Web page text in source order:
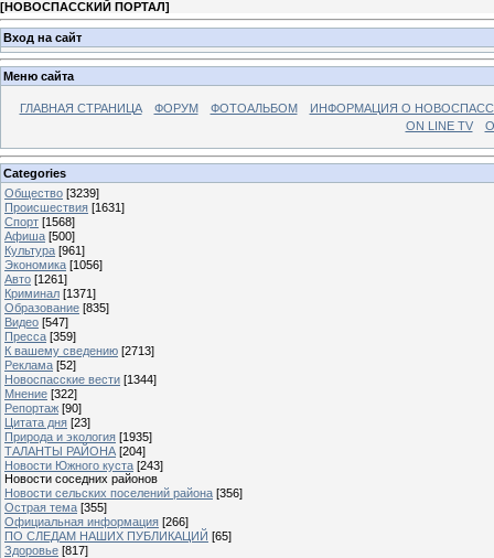
[НОВОСПАССКИЙ ПОРТАЛ]
Вход на сайт
Меню сайта
ГЛАВНАЯ СТРАНИЦА ФОРУМ ФОТОАЛЬБОМ
ИНФОРМАЦИЯ О
ON LINE TV
Categories
Общество [3239]
Происшествия [1631]
Спорт [1568]
Афиша [500]
Культура [961]
Экономика [1056]
Авто [1261]
Криминал [1371]
Образование [835]
Видео [547]
Пресса [359]
К вашему сведению [2713]
Реклама [52]
Новоспасские вести [1344]
Мнение [322]
Репортаж [90]
Цитата дня [23]
Природа и экология [1935]
ТАЛАНТЫ РАЙОНА [204]
Новости Южного куста [243]
Новости соседних районов
Новости сельских поселений района [356]
Острая тема [355]
Официальная информация [266]
ПО СЛЕДАМ НАШИХ ПУБЛИКАЦИЙ [65]
Здоровье [817]